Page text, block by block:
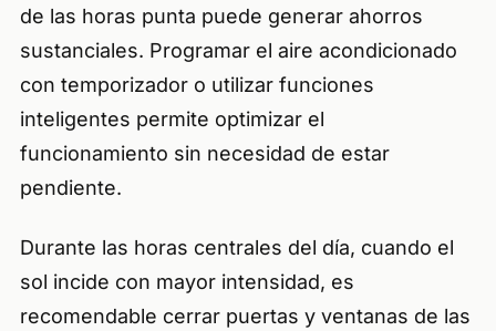
de las horas punta puede generar ahorros
sustanciales. Programar el aire acondicionado
con temporizador o utilizar funciones
inteligentes permite optimizar el
funcionamiento sin necesidad de estar
pendiente.
Durante las horas centrales del día, cuando el
sol incide con mayor intensidad, es
recomendable cerrar puertas y ventanas de las